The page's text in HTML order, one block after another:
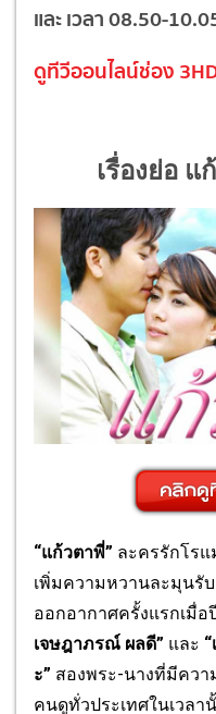
และ เวลา 08.50-
ดูทีวีออนไลน์ช่อง
เรื่องย่อ แ
“แก้วตาพี่” ละครรักโร
เพิ่มความหวานละมุนรั
ออกอากาศครั้งแรกเมื่อ
เจษฎาภรณ์ ผลดี” และ
ะ” สองพระ-นางที่มีควา
คนดูทั่วประเทศในเวลา